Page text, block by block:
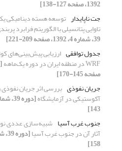
1392، صفحه 127-138]
جت ناپایدار توسعه هسته دینامیکی
تاوایی پتانسیلی با الگوریتم فرابرد
39، شماره 4، 1392، صفحه 209-221]
جدول توافقی ارزیابی
WRF در منطقه ایران در دوره یک‌ماهه
صفحه 145-170]
جریان نفوذی بررسی اثر جریان
آکوستیکی در آزمایشگاه
143]
جنوب غرب آسیا
آثار آن در جنوب غرب آسیا
158]